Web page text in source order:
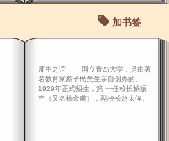
加书签
师生之谊 国立青岛大学，是由著
名教育家蔡子民先生亲自创办的。
1929年正式招生，第 一任校长杨振
声（又名杨金甫），副校长赵太侔。